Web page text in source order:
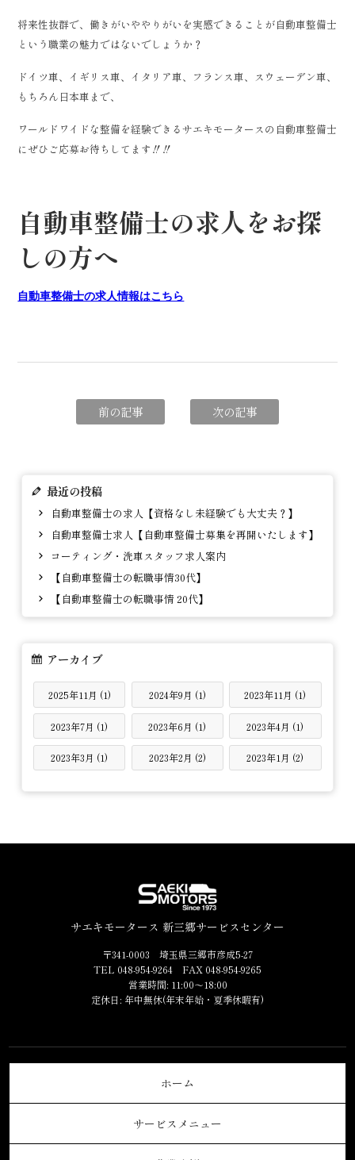
将来性抜群で、働きがいややりがいを実感できることが自動車整備士
という職業の魅力ではないでしょうか？
ドイツ車、イギリス車、イタリア車、フランス車、スウェーデン車、
もちろん日本車まで、
ワールドワイドな整備を経験できるサエキモータースの自動車整備士
にぜひご応募お待ちしてます‼‼
自動車整備士の求人をお探
しの方へ
自動車整備士の求人情報はこちら
前の記事 次の記事
最近の投稿
自動車整備士の求人【資格なし未経験でも大丈夫？】
自動車整備士求人【自動車整備士募集を再開いたします】
コーティング・洗車スタッフ求人案内
【自動車整備士の転職事情30代】
【自動車整備士の転職事情 20代】
アーカイブ
2025年11月 (1) 2024年9月 (1) 2023年11月 (1)
2023年7月 (1) 2023年6月 (1) 2023年4月 (1)
2023年3月 (1) 2023年2月 (2) 2023年1月 (2)
サエキモータース 新三郷サービスセンター
〒341-0003 埼玉県三郷市彦成5-27
TEL 048-954-9264 FAX 048-954-9265
営業時間: 11:00～18:00
定休日: 年中無休(年末年始・夏季休暇有)
ホーム
サービスメニュー